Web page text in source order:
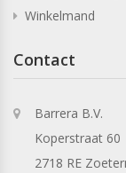
Winkelmand
Contact
Barrera B.V.
Koperstraat 60
2718 RE